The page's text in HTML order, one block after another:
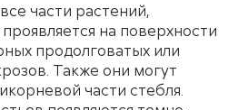
части растений,
на поверхности
продолговатых или
Также они могут
части стебля.